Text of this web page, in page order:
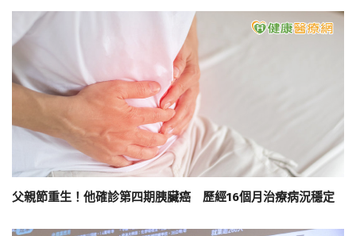
父親節重生！他確診第四期胰臟癌 歷經16個月治療病況穩定